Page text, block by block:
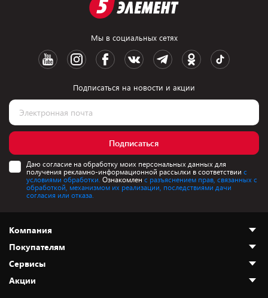
Мы в социальных сетях
Подписаться на новости и акции
Подписаться
Даю согласие на обработку моих персональных данных для
получения рекламно-информационной рассылки в соответствии с
условиями обработки. Ознакомлен с разъяснением прав, связанных с
обработкой, механизмом их реализации, последствиями дачи
согласия или отказа.
Компания
О нас
Адреса магазинов
Новости
Покупателям
Как сделать заказ
Оплата и доставка
Сервисы
Акции